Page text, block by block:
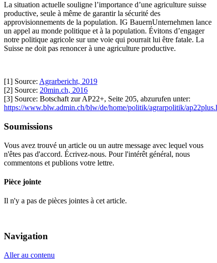
La situation actuelle souligne l’importance d’une agriculture suisse
productive, seule à même de garantir la sécurité des
approvisionnements de la population. IG BauernUnternehmen lance
un appel au monde politique et à la population. Évitons d’engager
notre politique agricole sur une voie qui pourrait lui être fatale. La
Suisse ne doit pas renoncer à une agriculture productive.
[1] Source: Agrarbericht, 2019
[2] Source: 20min.ch, 2016
[3] Source: Botschaft zur AP22+, Seite 205, abzurufen unter:
https://www.blw.admin.ch/blw/de/home/politik/agrarpolitik/
Soumissions
Vous avez trouvé un article ou un autre message avec lequel vous
n'êtes pas d'accord. Écrivez-nous. Pour l'intérêt général, nous
commentons et publions votre lettre.
Pièce jointe
Il n'y a pas de pièces jointes à cet article.
Navigation
Aller au contenu